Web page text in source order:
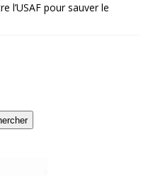
l’USAF pour sauver le